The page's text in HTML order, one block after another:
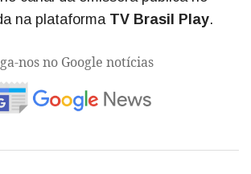
na plataforma TV Brasil Play.
nos no Google notícias